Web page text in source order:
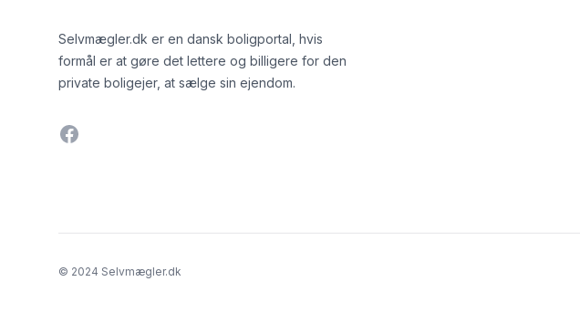
Selvmægler.dk er en dansk boligportal, hvis
formål er at gøre det lettere og billigere for den
private boligejer, at sælge sin ejendom.
Facebook
© 2024 Selvmægler.dk